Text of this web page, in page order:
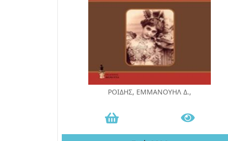
ΡΟΙΔΗΣ, ΕΜΜΑΝΟΥΗΛ Δ.,